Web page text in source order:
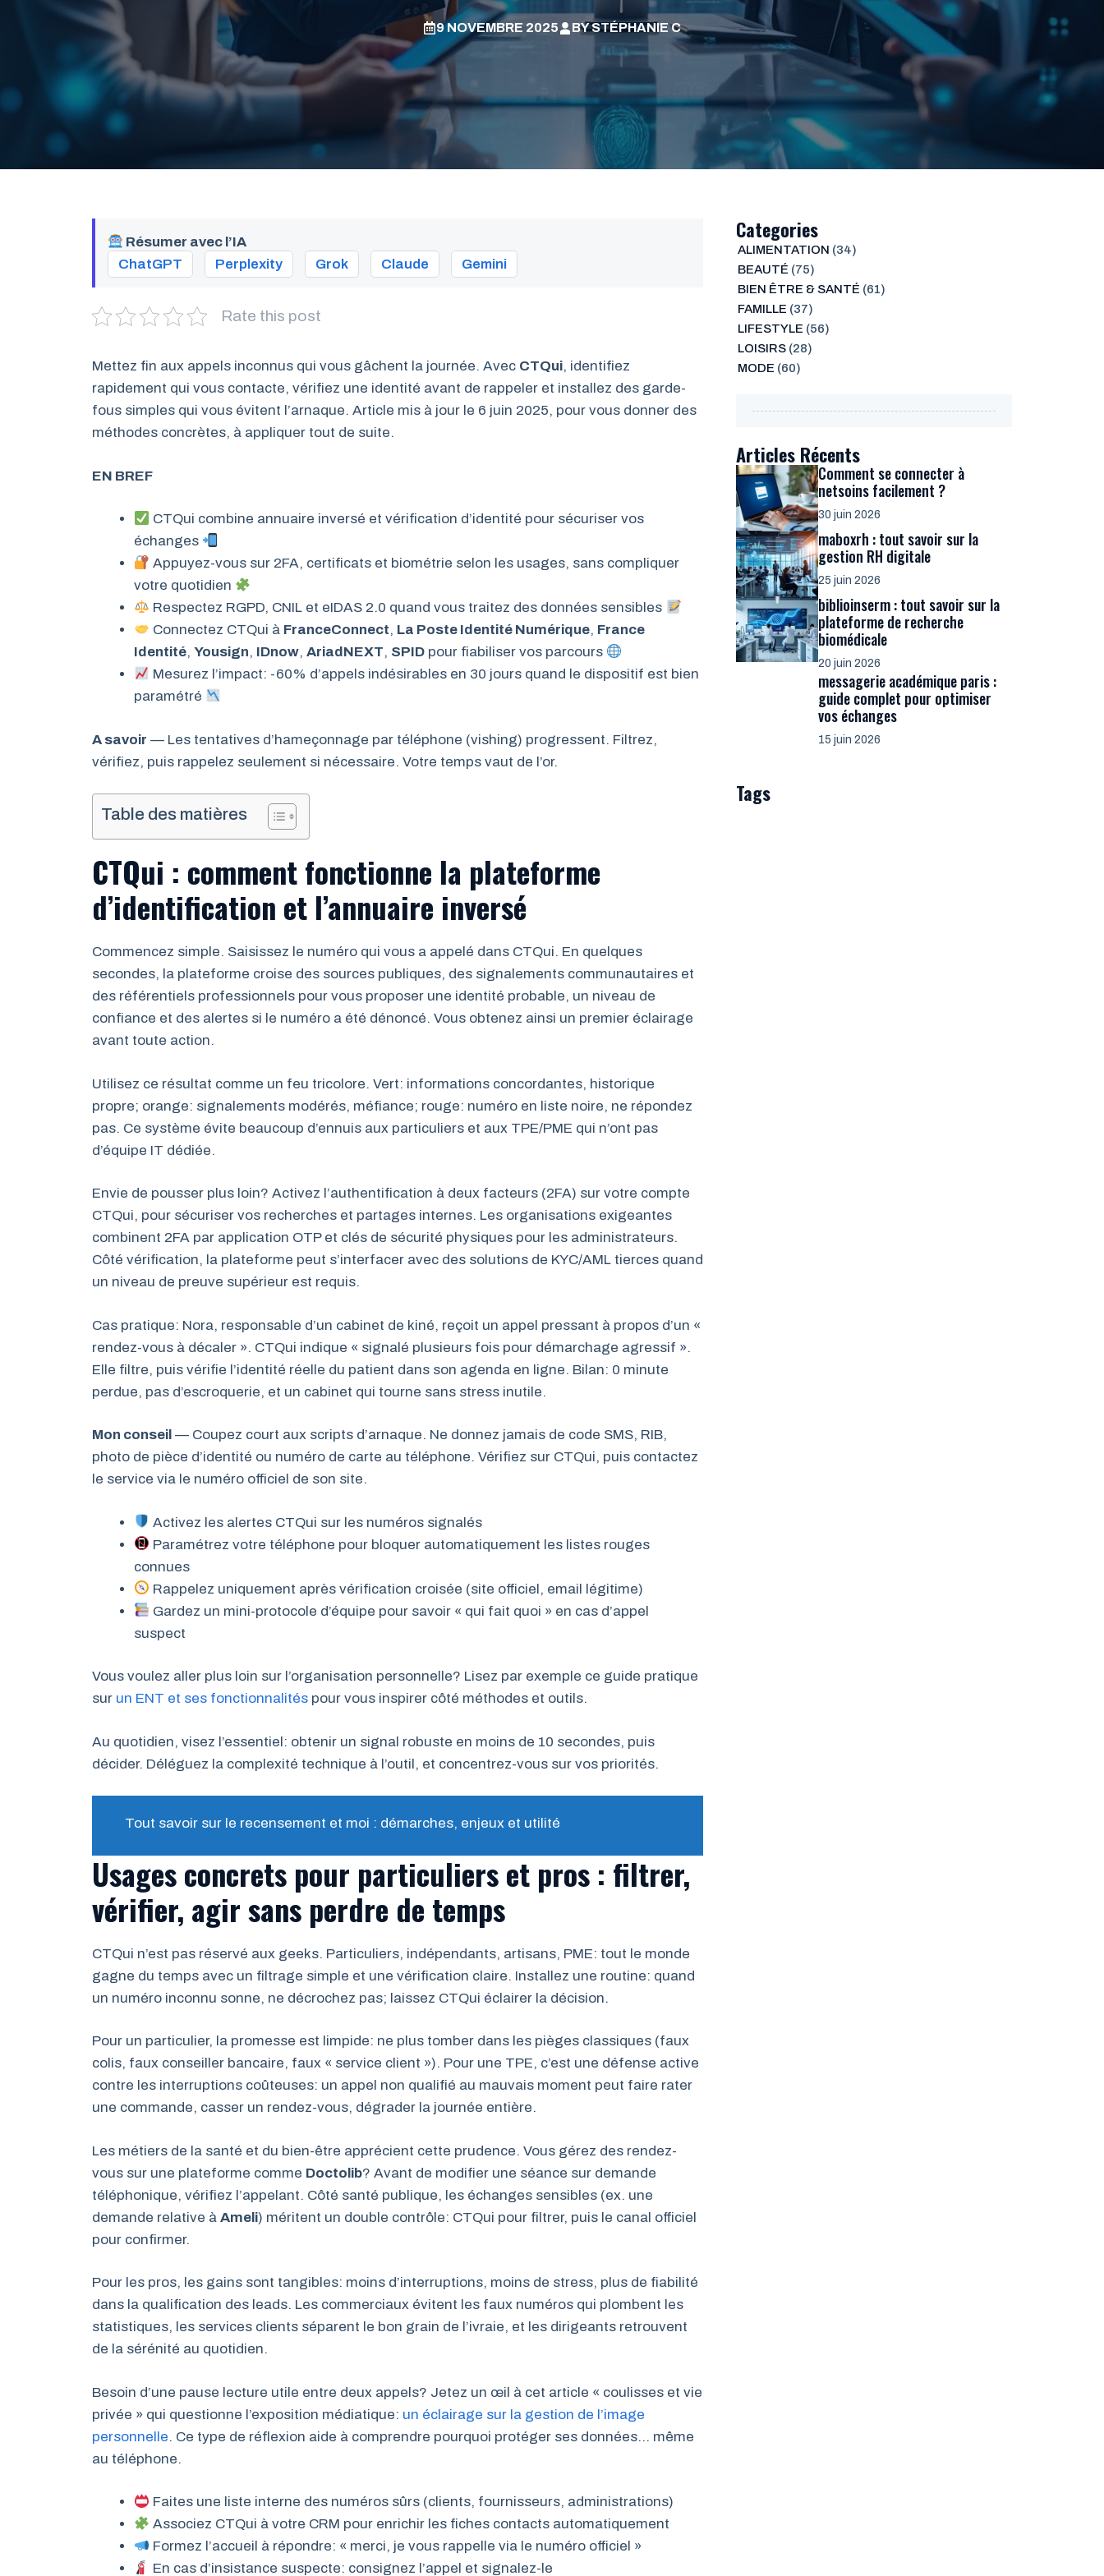
9 NOVEMBRE 2025 BYSTÉPHANIE C
Résumer avec l’IA
ChatGPT
Perplexity Grok Claude Gemini
Rate this post
Mettez fin aux appels inconnus qui vous gâchent la journée. Avec CTQui, identifiez
rapidement qui vous contacte, vérifiez une identité avant de rappeler et installez des garde-
fous simples qui vous évitent l’arnaque. Article mis à jour le 6 juin 2025, pour vous donner des
méthodes concrètes, à appliquer tout de suite.
EN BREF
CTQui combine annuaire inversé et vérification d’identité pour sécuriser vos
échanges
Appuyez-vous sur 2FA, certificats et biométrie selon les usages, sans compliquer
votre quotidien
Respectez RGPD, CNIL et eIDAS 2.0 quand vous traitez des données sensibles
Connectez CTQui à FranceConnect, La Poste Identité Numérique, France
Identité, Yousign, IDnow, AriadNEXT, SPID pour fiabiliser vos parcours
Mesurez l’impact: -60% d’appels indésirables en 30 jours quand le dispositif est bien
paramétré
A savoir — Les tentatives d’hameçonnage par téléphone (vishing) progressent. Filtrez,
vérifiez, puis rappelez seulement si nécessaire. Votre temps vaut de l’or.
Table des matières
CTQui : comment fonctionne la plateforme
d’identification et l’annuaire inversé
Commencez simple. Saisissez le numéro qui vous a appelé dans CTQui. En quelques
secondes, la plateforme croise des sources publiques, des signalements communautaires et
des référentiels professionnels pour vous proposer une identité probable, un niveau de
confiance et des alertes si le numéro a été dénoncé. Vous obtenez ainsi un premier éclairage
avant toute action.
Utilisez ce résultat comme un feu tricolore. Vert: informations concordantes, historique
propre; orange: signalements modérés, méfiance; rouge: numéro en liste noire, ne répondez
pas. Ce système évite beaucoup d’ennuis aux particuliers et aux TPE/PME qui n’ont pas
d’équipe IT dédiée.
Envie de pousser plus loin? Activez l’authentification à deux facteurs (2FA) sur votre compte
CTQui, pour sécuriser vos recherches et partages internes. Les organisations exigeantes
combinent 2FA par application OTP et clés de sécurité physiques pour les administrateurs.
Côté vérification, la plateforme peut s’interfacer avec des solutions de KYC/AML tierces quand
un niveau de preuve supérieur est requis.
Cas pratique: Nora, responsable d’un cabinet de kiné, reçoit un appel pressant à propos d’un «
rendez-vous à décaler ». CTQui indique « signalé plusieurs fois pour démarchage agressif ».
Elle filtre, puis vérifie l’identité réelle du patient dans son agenda en ligne. Bilan: 0 minute
perdue, pas d’escroquerie, et un cabinet qui tourne sans stress inutile.
Mon conseil — Coupez court aux scripts d’arnaque. Ne donnez jamais de code SMS, RIB,
photo de pièce d’identité ou numéro de carte au téléphone. Vérifiez sur CTQui, puis contactez
le service via le numéro officiel de son site.
Activez les alertes CTQui sur les numéros signalés
Paramétrez votre téléphone pour bloquer automatiquement les listes rouges
connues
Rappelez uniquement après vérification croisée (site officiel, email légitime)
Gardez un mini-protocole d’équipe pour savoir « qui fait quoi » en cas d’appel
suspect
Vous voulez aller plus loin sur l’organisation personnelle? Lisez par exemple ce guide pratique
sur un ENT et ses fonctionnalités pour vous inspirer côté méthodes et outils.
Au quotidien, visez l’essentiel: obtenir un signal robuste en moins de 10 secondes, puis
décider. Déléguez la complexité technique à l’outil, et concentrez-vous sur vos priorités.
Tout savoir sur le recensement et moi : démarches, enjeux et utilité
Usages concrets pour particuliers et pros : filtrer,
vérifier, agir sans perdre de temps
CTQui n’est pas réservé aux geeks. Particuliers, indépendants, artisans, PME: tout le monde
gagne du temps avec un filtrage simple et une vérification claire. Installez une routine: quand
un numéro inconnu sonne, ne décrochez pas; laissez CTQui éclairer la décision.
Pour un particulier, la promesse est limpide: ne plus tomber dans les pièges classiques (faux
colis, faux conseiller bancaire, faux « service client »). Pour une TPE, c’est une défense active
contre les interruptions coûteuses: un appel non qualifié au mauvais moment peut faire rater
une commande, casser un rendez-vous, dégrader la journée entière.
Les métiers de la santé et du bien-être apprécient cette prudence. Vous gérez des rendez-
vous sur une plateforme comme Doctolib? Avant de modifier une séance sur demande
téléphonique, vérifiez l’appelant. Côté santé publique, les échanges sensibles (ex. une
demande relative à Ameli) méritent un double contrôle: CTQui pour filtrer, puis le canal officiel
pour confirmer.
Pour les pros, les gains sont tangibles: moins d’interruptions, moins de stress, plus de fiabilité
dans la qualification des leads. Les commerciaux évitent les faux numéros qui plombent les
statistiques, les services clients séparent le bon grain de l’ivraie, et les dirigeants retrouvent
de la sérénité au quotidien.
Besoin d’une pause lecture utile entre deux appels? Jetez un œil à cet article « coulisses et vie
privée » qui questionne l’exposition médiatique: un éclairage sur la gestion de l’image
personnelle. Ce type de réflexion aide à comprendre pourquoi protéger ses données… même
au téléphone.
Faites une liste interne des numéros sûrs (clients, fournisseurs, administrations)
Associez CTQui à votre CRM pour enrichir les fiches contacts automatiquement
Formez l’accueil à répondre: « merci, je vous rappelle via le numéro officiel »
En cas d’insistance suspecte: consignez l’appel et signalez-le
Categories
ALIMENTATION (34)
BEAUTÉ (75)
BIEN ÊTRE & SANTÉ (61)
FAMILLE (37)
LIFESTYLE (56)
LOISIRS(28)
MODE (60)
Articles Récents
Comment se connecter à
netsoins facilement ?
30 juin 2026
maboxrh : tout savoir sur la
gestion RH digitale
25 juin 2026
biblioinserm : tout savoir sur la
plateforme de recherche
biomédicale
20 juin 2026
messagerie académique paris :
guide complet pour optimiser
vos échanges
15 juin 2026
Tags